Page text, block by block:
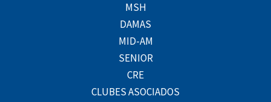
MSH
DAMAS
MID-AM
SENIOR
CRE
CLUBES ASOCIADOS